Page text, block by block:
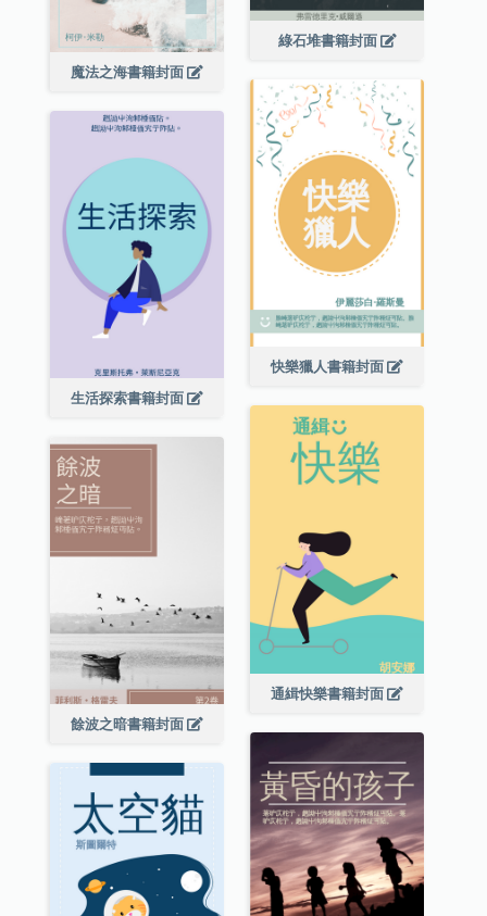
綠石堆書籍封面
魔法之海書籍封面
快樂獵人書籍封面
生活探索書籍封面
通緝快樂書籍封面
餘波之暗書籍封面